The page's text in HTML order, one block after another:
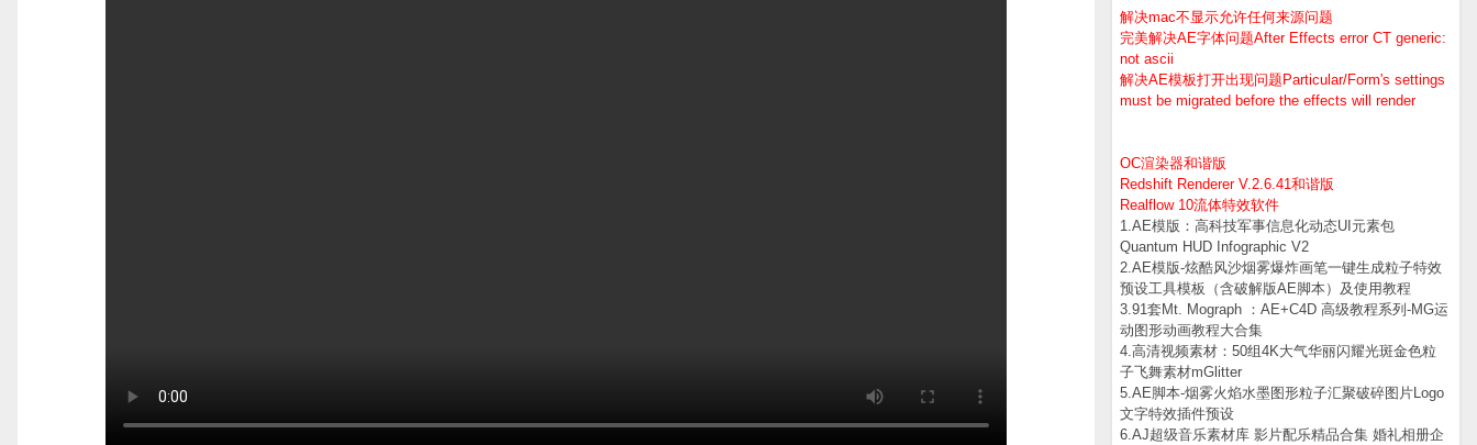
解决mac不显示允许任何来源问题
完美解决AE字体问题After Effects error CT generic:
not ascii
解决AE模板打开出现问题Particular/Form's settings
must be migrated before the effects will render
OC渲染器和谐版
Redshift Renderer V.2.6.41和谐版
Realflow 10流体特效软件
1.AE模版：高科技军事信息化动态UI元素包
Quantum HUD Infographic V2
2.AE模版-炫酷风沙烟雾爆炸画笔一键生成粒子特效
预设工具模板（含破解版AE脚本）及使用教程
3.91套Mt. Mograph ：AE+C4D 高级教程系列-MG运
动图形动画教程大合集
4.高清视频素材：50组4K大气华丽闪耀光斑金色粒
子飞舞素材mGlitter
5.AE脚本-烟雾火焰水墨图形粒子汇聚破碎图片Logo
文字特效插件预设
6.AJ超级音乐素材库 影片配乐精品合集 婚礼相册企